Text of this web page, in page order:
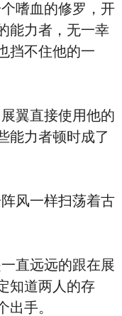
嗜血的修罗，开
能力者，无一幸
挡不住他的一
翼直接使用他的
能力者顿时成了
风一样扫荡着古
直远远的跟在展
知道两人的存
出手。